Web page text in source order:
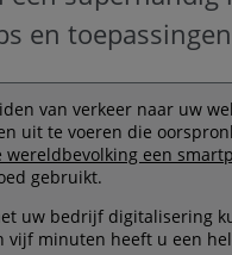
en
van verkeer naar uw
uit te voeren die
wereldbevolking een
gebruikt.
uw bedrijf digitalisering
vijf minuten heeft u een